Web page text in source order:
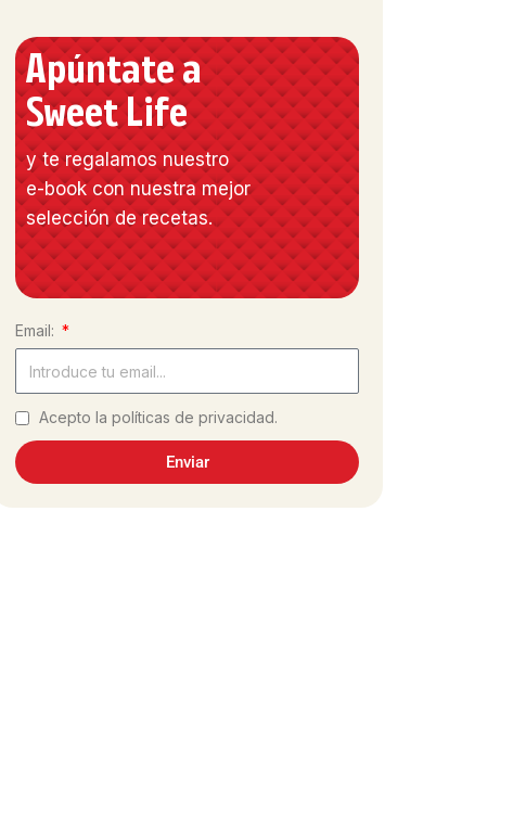
Apúntate a
Sweet Life
y te regalamos nuestro
e-book con nuestra mejor
selección de recetas.
Email:
Acepto la políticas de privacidad.
Enviar